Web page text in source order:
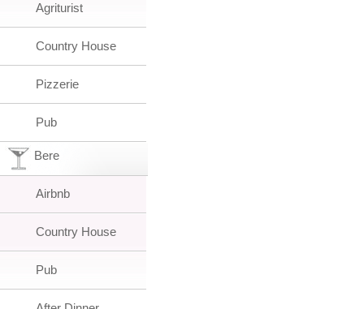
Agriturist
Country House
Pizzerie
Pub
Bere
Airbnb
Country House
Pub